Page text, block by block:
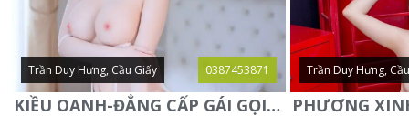
Trần Duy Hưng, Cầu Giấy 0387453871
KIỀU OANH-ĐẲNG CẤP GÁI GỌI XINH SANG-NGOAN NGOÃN
Trần Duy Hưng,